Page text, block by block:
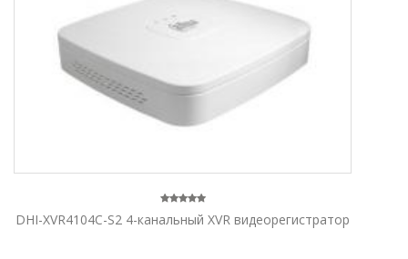
DHI-XVR4104C-S2 4-канальный XVR видеорегистратор